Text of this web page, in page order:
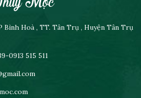
Bình Hoà , TT. Tân Trụ , Huyện Tân Trụ
0913 515 511